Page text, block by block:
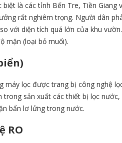
là các tỉnh Bến Tre, Tiền Giang
rất nghiêm trọng. Người dân
với diện tích quá lớn của khu vườn.
mặn (loại bỏ muối).
lọc được trang bị công nghệ
sản xuất các thiết bị lọc
bẩn lơ lửng trong nước.
RO